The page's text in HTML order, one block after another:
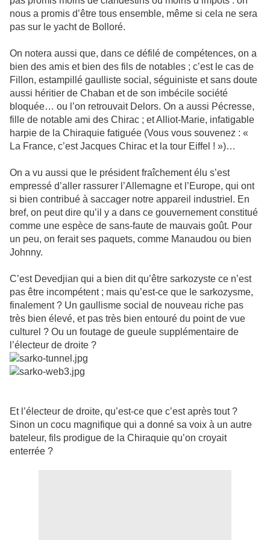
nous a promis d’être tous ensemble, même si cela ne sera
pas sur le yacht de Bolloré.
On notera aussi que, dans ce défilé de compétences, on a
bien des amis et bien des fils de notables ; c’est le cas de
Fillon, estampillé gaulliste social, séguiniste et sans doute
aussi héritier de Chaban et de son imbécile société
bloquée… ou l’on retrouvait Delors. On a aussi Pécresse,
fille de notable ami des Chirac ; et Alliot-Marie, infatigable
harpie de la Chiraquie fatiguée (Vous vous souvenez : «
La France, c’est Jacques Chirac et la tour Eiffel ! »)…
On a vu aussi que le président fraîchement élu s’est
empressé d’aller rassurer l’Allemagne et l’Europe, qui ont
si bien contribué à saccager notre appareil industriel. En
bref, on peut dire qu’il y a dans ce gouvernement constitué
comme une espèce de sans-faute de mauvais goût. Pour
un peu, on ferait ses paquets, comme Manaudou ou bien
Johnny.
C’est Devedjian qui a bien dit qu’être sarkozyste ce n’est
pas être incompétent ; mais qu’est-ce que le sarkozysme,
finalement ? Un gaullisme social de nouveau riche pas
très bien élevé, et pas très bien entouré du point de vue
culturel ? Ou un foutage de gueule supplémentaire de
l’électeur de droite ?
Et l’électeur de droite, qu’est-ce que c’est après tout ?
Sinon un cocu magnifique qui a donné sa voix à un autre
bateleur, fils prodigue de la Chiraquie qu’on croyait
enterrée ?